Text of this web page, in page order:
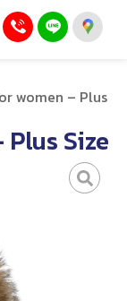
women – Plus
Size